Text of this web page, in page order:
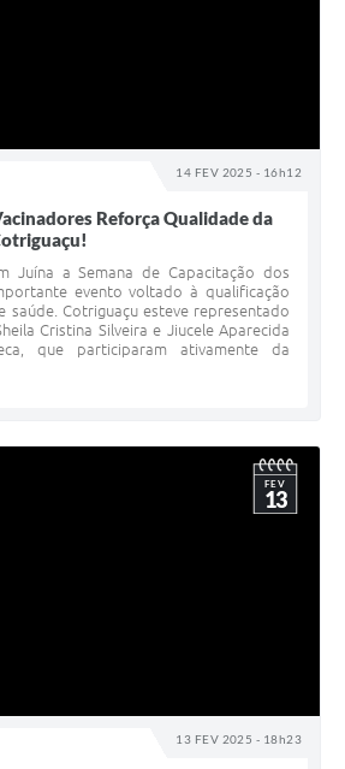
14 FEV 2025 - 16h12
Reforça Qualidade da
Juína a Semana de Capacitação dos
evento voltado à qualificação
saúde. Cotriguaçu esteve representado
Cristina Silveira e Jiucele Aparecida
que participaram ativamente da
13 FEV 2025 - 18h23
FEV
13